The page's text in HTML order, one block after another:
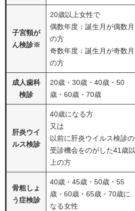
子宮頸が
ん検診※
20歳以上女性で
偶数年度：誕生月が偶数月
の方
奇数年度：誕生月が奇数月
の方
成人歯科
検診
20歳・30歳・40歳・50
歳・60歳・70歳
肝炎ウイ
ルス検診
40歳になる方
又は
以前に肝炎ウイルス検診の
受診機会をのがした41歳以
上の方
骨粗しょ
う症検診
40歳・45歳・50歳・55
歳・60歳・65歳・70歳に
なる女性